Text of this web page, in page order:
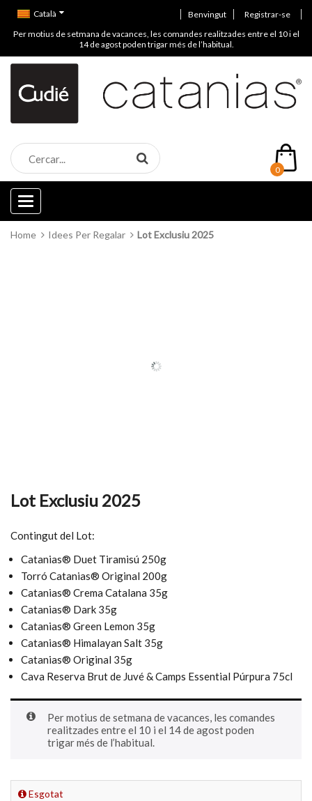
Benvingut Registrar-se
Català
Per motius de setmana de vacances, les comandes realitzades entre el 10 i el
14 de agost poden trigar més de l’habitual.
0
Categories
Home Idees Per Regalar Lot Exclusiu 2025
Lot Exclusiu 2025
Contingut del Lot:
Catanias® Duet Tiramisú 250g
Torró Catanias® Original 200g
Catanias® Crema Catalana 35g
Catanias® Dark 35g
Catanias® Green Lemon 35g
Catanias® Himalayan Salt 35g
Catanias® Original 35g
Cava Reserva Brut de Juvé & Camps Essential Púrpura 75cl
Per motius de setmana de vacances, les comandes
realitzades entre el 10 i el 14 de agost poden
trigar més de l’habitual.
Esgotat